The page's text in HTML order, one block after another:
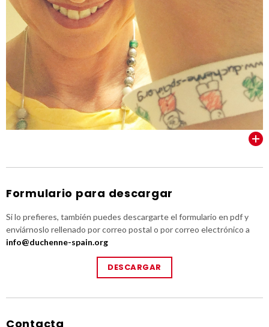
Formulario para descargar
Si lo prefieres, también puedes descargarte el formulario en pdf y
enviárnoslo rellenado por correo postal o por correo electrónico a
info@duchenne-spain.org
DESCARGAR
Contacta